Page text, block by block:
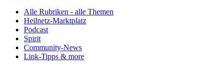
Alle Rubriken - alle Themen
Heilnetz-Marktplatz
Podcast
Spirit
Community-News
Link-Tipps & more